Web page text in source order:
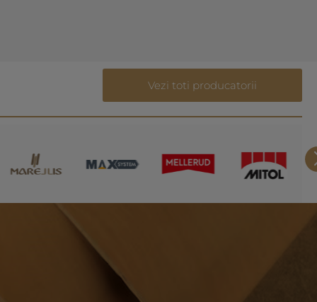
Vezi toti producatorii